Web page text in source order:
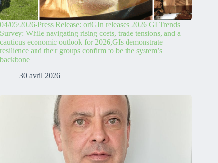
04/05/2026-Press Release: oriGIn releases 2026 GI Trends
Survey: While navigating rising costs, trade tensions, and a
cautious economic outlook for 2026,GIs demonstrate
resilience and their groups confirm to be the system’s
backbone
30 avril 2026